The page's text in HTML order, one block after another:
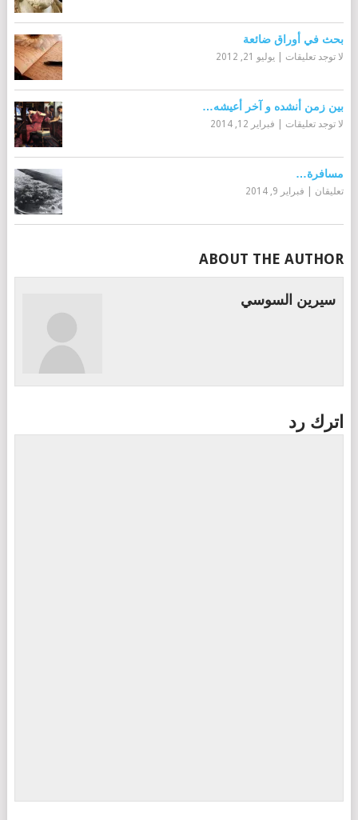
بحث في أوراق ضائعة
لا توجد تعليقات يوليو 21, 2012
بين زمن أنشده و آخر أعيشه…
لا توجد تعليقات فبراير 12, 2014
مسافرة…
تعليقان فبراير 9, 2014
ABOUT THE AUTHOR
سيرين السوسي
اترك رد